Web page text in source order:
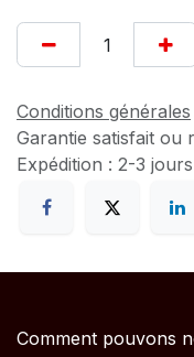
Conditions générales
Garantie satisfait ou
Expédition : 2-3
Comment pouvons